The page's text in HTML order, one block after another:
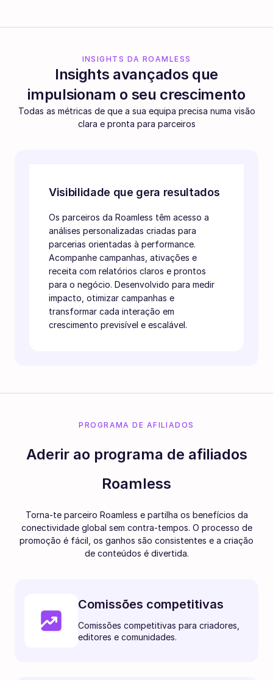
INSIGHTS DA ROAMLESS
Insights avançados que
impulsionam o seu crescimento
Todas as métricas de que a sua equipa precisa numa visão
clara e pronta para parceiros
Visibilidade que gera resultados
Os parceiros da Roamless têm acesso a
análises personalizadas criadas para
parcerias orientadas à performance.
Acompanhe campanhas, ativações e
receita com relatórios claros e prontos
para o negócio. Desenvolvido para medir
impacto, otimizar campanhas e
transformar cada interação em
crescimento previsível e escalável.
PROGRAMA DE AFILIADOS
Aderir ao programa de afiliados
Roamless
Torna-te parceiro Roamless e partilha os benefícios da
conectividade global sem contra-tempos. O processo de
promoção é fácil, os ganhos são consistentes e a criação
de conteúdos é divertida.
Comissões competitivas
Comissões competitivas para criadores,
editores e comunidades.